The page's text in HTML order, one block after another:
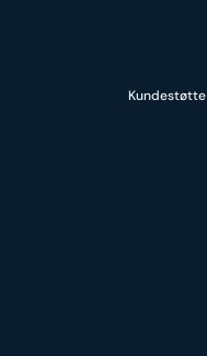
Kundestøtte